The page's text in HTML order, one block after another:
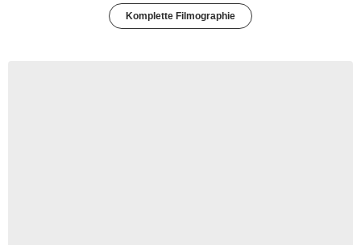
Komplette Filmographie